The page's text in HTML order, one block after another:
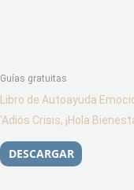
Guías gratuitas
Libro de Autoayuda
‘Adiós Crisis, ¡Hola
DESCARGAR